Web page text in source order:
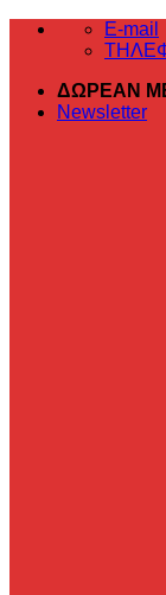
Μετάβαση
E-mail
ΔΩΡΕΑΝ
Newsletter